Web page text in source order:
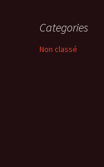
Categories
Non classé